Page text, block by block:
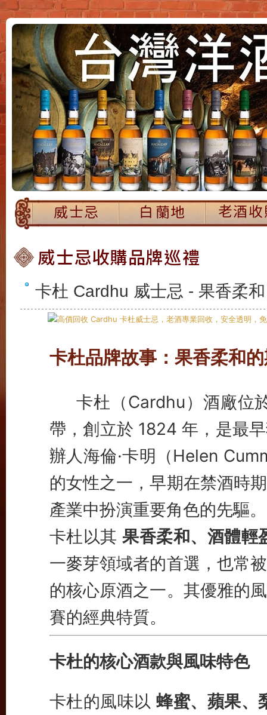
卡杜 Cardhu 威士忌 - 果香柔
卡杜品牌故事：果香柔和
卡杜（Cardhu）酒廠位
帶，創立於 1824 年，是最
辦人海倫·卡明（Helen
的女性之一，早期在禁酒時
產業中扮演重要角色的先驅。
卡杜以其果香柔和、酒體輕
一麥芽領域者的首選，也常
的核心原酒之一。其優雅的
賽的經典特質。
卡杜的核心酒款與風味特色
卡杜的風味以蜂蜜、蘋果、